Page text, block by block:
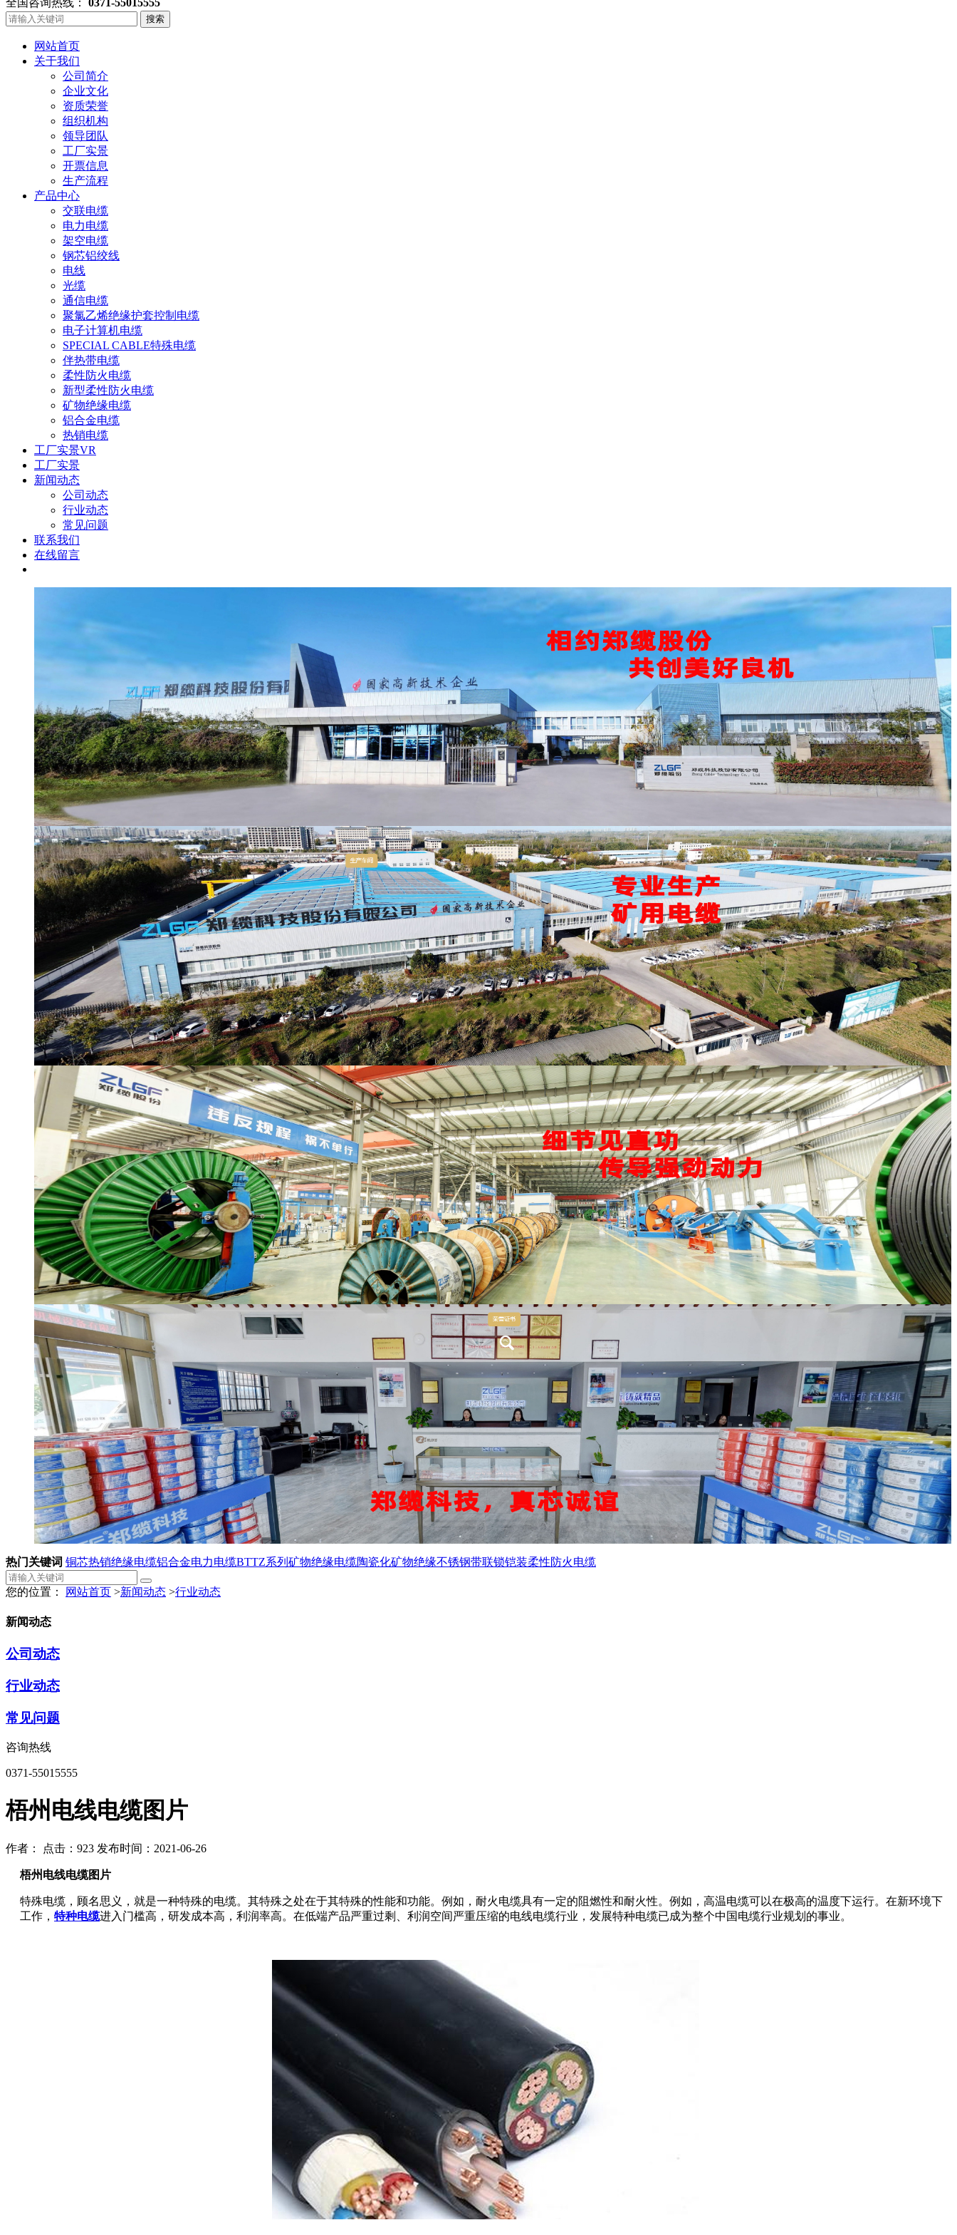
全国咨询热线： 0371-55015555
搜索
网站首页
关于我们
公司简介
企业文化
资质荣誉
组织机构
领导团队
工厂实景
开票信息
生产流程
产品中心
交联电缆
电力电缆
架空电缆
钢芯铝绞线
电线
光缆
通信电缆
聚氯乙烯绝缘护套控制电缆
电子计算机电缆
SPECIAL CABLE特殊电缆
伴热带电缆
柔性防火电缆
新型柔性防火电缆
矿物绝缘电缆
铝合金电缆
热销电缆
工厂实景VR
工厂实景
新闻动态
公司动态
行业动态
常见问题
联系我们
在线留言
热门关键词 铜芯热销绝缘电缆铝合金电力电缆BTTZ系列矿物绝缘电缆陶瓷化矿物绝缘不锈钢带联锁铠装柔性防火电缆
您的位置： 网站首页 >新闻动态 >行业动态
新闻动态
公司动态
行业动态
常见问题
咨询热线
0371-55015555
梧州电线电缆图片
作者： 点击：923 发布时间：2021-06-26
梧州电线电缆图片
特殊电缆，顾名思义，就是一种特殊的电缆。其特殊之处在于其特殊的性能和功能。例如，耐火电缆具有一定的阻燃性和耐火性。例如，高温电缆可以在极高的温度下运行。在新环境下
工作， 特种电缆进入门槛高，研发成本高，利润率高。在低端产品严重过剩、利润空间严重压缩的电线电缆行业，发展特种电缆已成为整个中国电缆行业规划的事业。